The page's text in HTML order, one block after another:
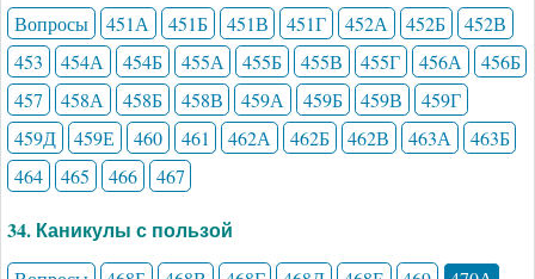
Вопросы 451А 451Б 451В 451Г 452А 452Б
452В
453
454А 454Б 455А 455Б 455В 455Г 456А
456Б
457
458А 458Б 458В 459А 459Б 459В
459Г
459Д
459Е 460 461 462А 462Б 462В 463А
463Б
464
465 466 467
34. Каникулы с пользой